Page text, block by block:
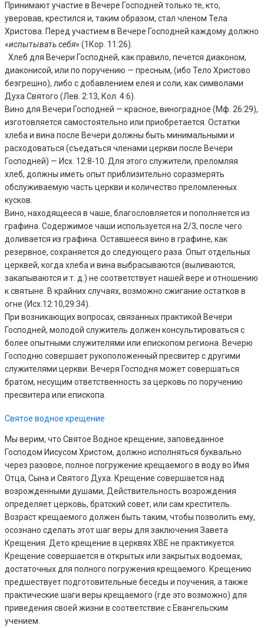
Принимают участие в Вечере Господней только те, кто,
уверовав, крестился и, таким образом, стал членом Тела
Христова. Перед участием в Вечере Господней каждому должно
«испытывать себя» (1Кор. 11:26).
Хлеб для Вечери Господней, как правило, печется диаконом,
диаконисой, или по поручению — пресным, (ибо Тело Христово
безгрешно), либо с добавлением елея и соли, как символами
Духа Святого (Лев. 2:13, Кол. 4:6).
Вино для Вечери Господней — красное, виноградное (Мф. 26:29),
изготовляется самостоятельно или приобретается. Остатки
хлеба и вина после Вечери должны быть минимальными и
расходоваться (съедаться членами церкви после Вечери
Господней) — Исх. 12:8-10. Для этого служители, преломляя
хлеб, должны иметь опыт приблизительно соразмерять
обслуживаемую часть церкви и количество преломленных
кусков.
Вино, находящееся в чаше, благословляется и пополняется из
графина. Содержимое чаши используется на 2/3, после чего
доливается из графина. Оставшееся вино в графине, как
резервное, сохраняется до следующего раза. Опыт отдельных
церквей, когда хлеба и вина выбрасываются (выливаются,
закапываются и т. д.) не соответствует нашей вере и отношению
к святыне. В крайних случаях, возможно сжигание остатков в
огне (Исх.12:10,29:34).
При возникающих вопросах, связанных практикой Вечери
Господней, молодой служитель должен консультироваться с
более опытными служителями или епископом региона. Вечерю
Господню совершает рукоположенный пресвитер с другими
служителями церкви. Вечеря Господня может совершаться
братом, несущим ответственность за церковь по поручению
пресвитера или епископа.
Святое водное крещение
Мы верим, что Святое Водное крещение, заповеданное
Господом Иисусом Христом, должно исполняться буквально
через разовое, полное погружение крещаемого в воду во Имя
Отца, Сына и Святого Духа. Крещение совершается над
возрожденными душами, Действительность возрождения
определяет церковь, братский совет, или сам креститель.
Возраст крещаемого должен быть таким, чтобы позволить ему,
осознано сделать этот шаг веры для заключения Завета
Крещения. Дето крещение в церквях ХВЕ не практикуется.
Крещение совершается в открытых или закрытых водоемах,
достаточных для полного погружения крещаемого. Крещению
предшествует подготовительные беседы и поучения, а также
практические шаги веры крещаемого (где это возможно) для
приведения своей жизни в соответствие с Евангельским
учением.